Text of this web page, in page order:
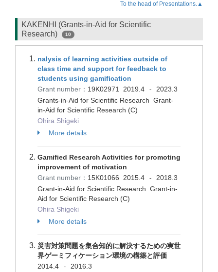
To the head of Presentations.▲
KAKENHI (Grants-in-Aid for Scientific
Research)
10
nalysis of learning activities outside of
class time and support for feedback to
students using gamification
Grant number： 19K02971 2019.4 -
2023.3
Grants-in-Aid for Scientific Research Grant-
in-Aid for Scientific Research (C)
Ohira Shigeki
More details
Gamified Research Activities for promoting
improvement of motivation
Grant number： 15K01066 2015.4 -
2018.3
Grant-in-Aid for Scientific Research Grant-in-
Aid for Scientific Research (C)
Ohira Shigeki
More details
災害対策問題を集合知的に解決するための実世
界ゲーミフィケーション環境の構築と評価
2014.4
-
2016.3